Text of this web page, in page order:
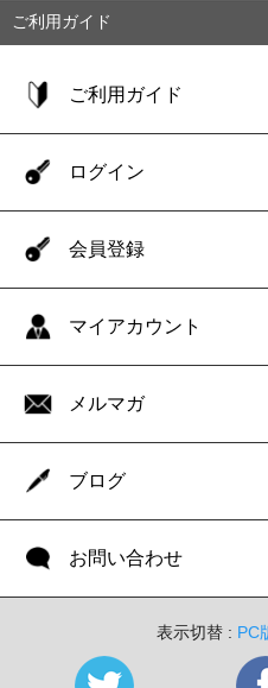
ご利用ガイド
ご利用ガイド
ログイン
会員登録
マイアカウント
メルマガ
ブログ
お問い合わせ
表示切替 : PC